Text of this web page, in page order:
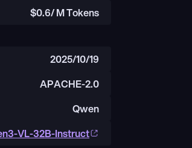
$0.6/ M Tokens
2025/10/19
APACHE-2.0
Qwen
VL-32B-Instruct